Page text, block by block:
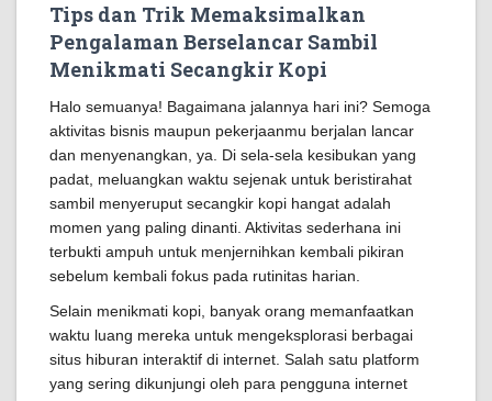
Tips dan Trik Memaksimalkan
Pengalaman Berselancar Sambil
Menikmati Secangkir Kopi
Halo semuanya! Bagaimana jalannya hari ini? Semoga
aktivitas bisnis maupun pekerjaanmu berjalan lancar
dan menyenangkan, ya. Di sela-sela kesibukan yang
padat, meluangkan waktu sejenak untuk beristirahat
sambil menyeruput secangkir kopi hangat adalah
momen yang paling dinanti. Aktivitas sederhana ini
terbukti ampuh untuk menjernihkan kembali pikiran
sebelum kembali fokus pada rutinitas harian.
Selain menikmati kopi, banyak orang memanfaatkan
waktu luang mereka untuk mengeksplorasi berbagai
situs hiburan interaktif di internet. Salah satu platform
yang sering dikunjungi oleh para pengguna internet